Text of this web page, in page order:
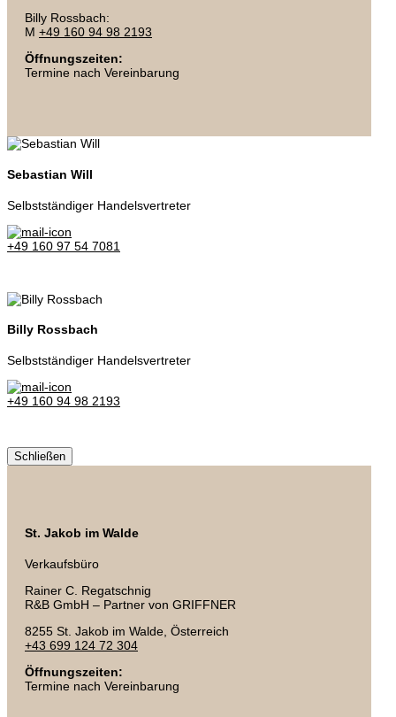
Billy Rossbach:
M +49 160 94 98 2193
Öffnungszeiten:
Termine nach Vereinbarung
Sebastian Will
Selbstständiger Handelsvertreter
+49 160 97 54 7081
Billy Rossbach
Selbstständiger Handelsvertreter
+49 160 94 98 2193
Schließen
St. Jakob im Walde
Verkaufsbüro
Rainer C. Regatschnig
R&B GmbH – Partner von GRIFFNER
8255 St. Jakob im Walde, Österreich
+43 699 124 72 304
Öffnungszeiten:
Termine nach Vereinbarung